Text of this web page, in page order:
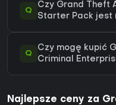
Q
Czy Grand Theft
Starter Pack jest
Q
Czy mogę kupić
Criminal
Najlepsze ceny za